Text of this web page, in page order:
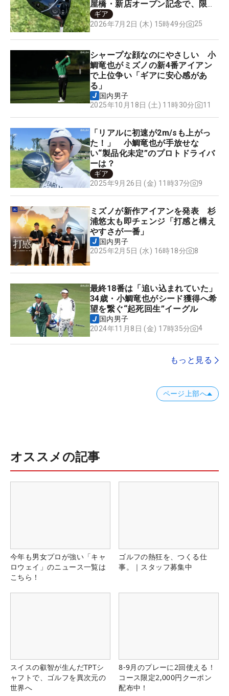
屋橋・新店オープン記念で、限定
100本のツアー支給品を販売
ギア
2026年7月2日 (木) 15時49分
25
シャープな顔なのにやさしい 小
鯛竜也がミズノの新4番アイアン
で上位争い「ギアに安心感があ
る」
国内男子
2025年10月18日 (土) 11時30分
11
「リアルに初速が2m/sも上がっ
た！」 小鯛竜也が手放せな
い“製品化未定”のプロトドライバ
ーは？
ギア
2025年9月26日 (金) 11時37分
9
ミズノが新作アイアンを発表 杉
浦悠太も即チェンジ「打感と構え
やすさが一番」
国内男子
2025年2月5日 (水) 16時18分
8
最終18番は「追い込まれていた」
34歳・小鯛竜也がシード獲得へ希
望を繋ぐ“起死回生”イーグル
国内男子
2024年11月8日 (金) 17時35分
4
もっと見る
ページ上部へ
オススメの記事
今年も男女プロが強い「キャ
ロウェイ」のニュース一覧は
こちら！
ゴルフの熱狂を、つくる仕
事。｜スタッフ募集中
スイスの叡智が生んだTPTシ
ャフトで、ゴルフを異次元の
世界へ
8-9月のプレーに2回使える！
コース限定2,000円クーポン
配布中！